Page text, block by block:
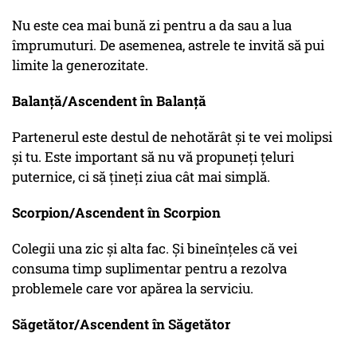
Nu este cea mai bună zi pentru a da sau a lua
împrumuturi. De asemenea, astrele te invită să pui
limite la generozitate.
Balanță/Ascendent în Balanță
Partenerul este destul de nehotărât și te vei molipsi
și tu. Este important să nu vă propuneți țeluri
puternice, ci să țineți ziua cât mai simplă.
Scorpion/Ascendent în Scorpion
Colegii una zic și alta fac. Și bineînțeles că vei
consuma timp suplimentar pentru a rezolva
problemele care vor apărea la serviciu.
Săgetător/Ascendent în Săgetător